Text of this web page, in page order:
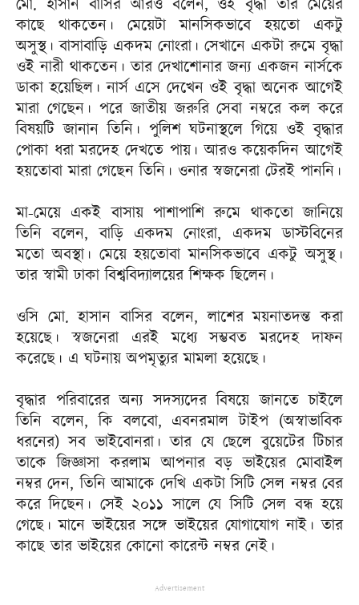
মো. হাসান বাসির আরও বলেন, ওই বৃদ্ধা তার মেয়ের
কাছে থাকতেন। মেয়েটা মানসিকভাবে হয়তো একটু
অসুস্থ। বাসাবাড়ি একদম নোংরা। সেখানে একটা রুমে বৃদ্ধা
ওই নারী থাকতেন। তার দেখাশোনার জন্য একজন নার্সকে
ডাকা হয়েছিল। নার্স এসে দেখেন ওই বৃদ্ধা অনেক আগেই
মারা গেছেন। পরে জাতীয় জরুরি সেবা নম্বরে কল করে
বিষয়টি জানান তিনি। পুলিশ ঘটনাস্থলে গিয়ে ওই বৃদ্ধার
পোকা ধরা মরদেহ দেখতে পায়। আরও কয়েকদিন আগেই
হয়তোবা মারা গেছেন তিনি। ওনার স্বজনেরা টেরই পাননি।
মা-মেয়ে একই বাসায় পাশাপাশি রুমে থাকতো জানিয়ে
তিনি বলেন, বাড়ি একদম নোংরা, একদম ডাস্টবিনের
মতো অবস্থা। মেয়ে হয়তোবা মানসিকভাবে একটু অসুস্থ।
তার স্বামী ঢাকা বিশ্ববিদ্যালয়ের শিক্ষক ছিলেন।
ওসি মো. হাসান বাসির বলেন, লাশের ময়নাতদন্ত করা
হয়েছে। স্বজনেরা এরই মধ্যে সম্ভবত মরদেহ দাফন
করেছে। এ ঘটনায় অপমৃত্যুর মামলা হয়েছে।
বৃদ্ধার পরিবারের অন্য সদস্যদের বিষয়ে জানতে চাইলে
তিনি বলেন, কি বলবো, এবনরমাল টাইপ (অস্বাভাবিক
ধরনের) সব ভাইবোনরা। তার যে ছেলে বুয়েটের টিচার
তাকে জিজ্ঞাসা করলাম আপনার বড় ভাইয়ের মোবাইল
নম্বর দেন, তিনি আমাকে দেখি একটা সিটি সেল নম্বর বের
করে দিছেন। সেই ২০১১ সালে যে সিটি সেল বন্ধ হয়ে
গেছে। মানে ভাইয়ের সঙ্গে ভাইয়ের যোগাযোগ নাই। তার
কাছে তার ভাইয়ের কোনো কারেন্ট নম্বর নেই।
Advertisement